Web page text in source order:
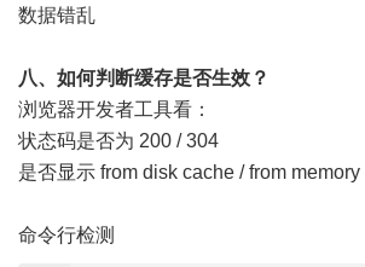
数据错乱
八、如何判断缓存是否生效？
浏览器开发者工具看：
状态码是否为 200 / 304
是否显示 from disk cache / from
命令行检测